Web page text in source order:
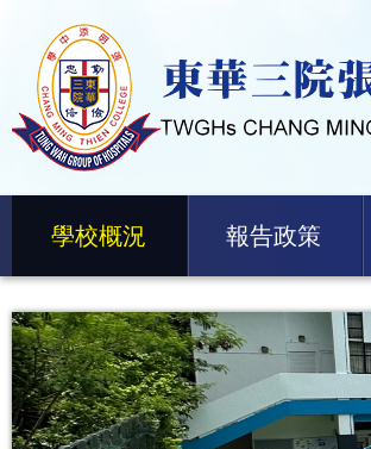
學校概況 報告政策